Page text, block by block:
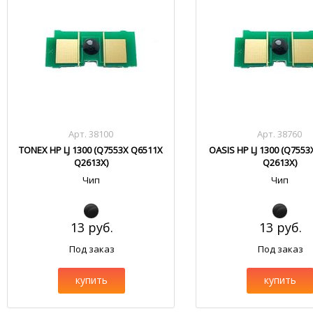
Арт. 38100
TONEX HP LJ 1300 (Q7553X Q6511X
Q2613X)
Чип
13 руб.
Под заказ
купить
Арт. 38760
OASIS HP LJ 1300
Q2613X)
Чип
13 руб.
Под заказ
купить